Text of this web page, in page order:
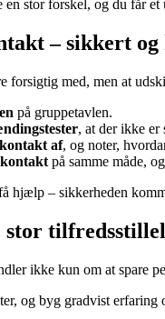
stor forskel, og du får
– sikkert
forsigtig med, men at
på gruppetavlen.
, at der ikke er
af, og noter,
på samme måde,
hjælp – sikkerheden
stor
ikke kun om at spare
og byg gradvist